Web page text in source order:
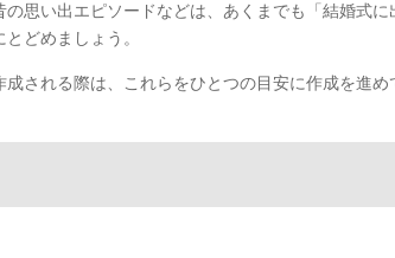
思い出エピソードなどは、あくまでも「結婚式に
どめましょう。
される際は、これらをひとつの目安に作成を進め